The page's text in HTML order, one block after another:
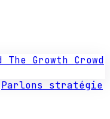
The Growth Crowd
Parlons stratégie